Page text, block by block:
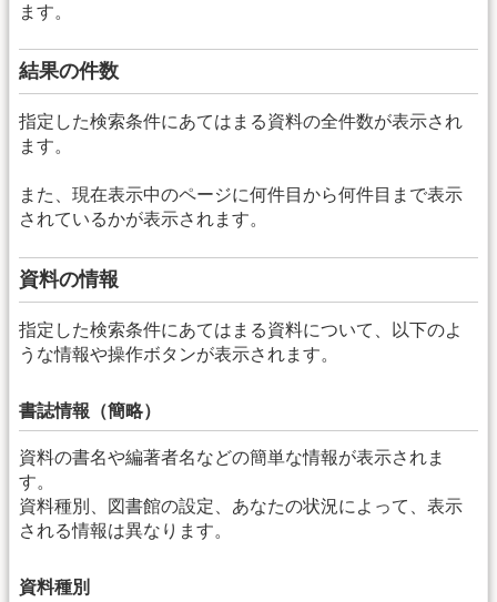
ます。
結果の件数
指定した検索条件にあてはまる資料の全件数が表示され
ます。
また、現在表示中のページに何件目から何件目まで表示
されているかが表示されます。
資料の情報
指定した検索条件にあてはまる資料について、以下のよ
うな情報や操作ボタンが表示されます。
書誌情報（簡略）
資料の書名や編著者名などの簡単な情報が表示されま
す。
資料種別、図書館の設定、あなたの状況によって、表示
される情報は異なります。
資料種別